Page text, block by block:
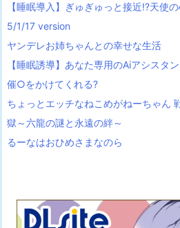
【睡眠導入】ぎゅぎゅっと接近!?天使
5/1/17 version
ヤンデレお姉ちゃんとの幸せな生活
【睡眠誘導】あなた専用のAiアシスタ
催○をかけてくれる?
ちょっとエッチなねこめがねーちゃん
獄～六龍の謎と永遠の絆～
るーなはおひめさまなのら